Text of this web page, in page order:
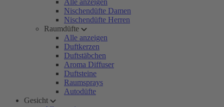
Alle anzeigen
Nischendüfte Damen
Nischendüfte Herren
Raumdüfte
Alle anzeigen
Duftkerzen
Duftstäbchen
Aroma Diffuser
Duftsteine
Raumsprays
Autodüfte
Gesicht